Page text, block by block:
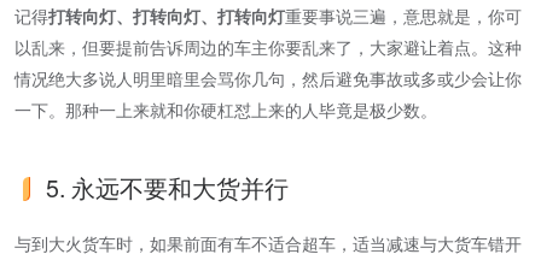
记得打转向灯、打转向灯、打转向灯重要事说三遍，意思就是，你可
以乱来，但要提前告诉周边的车主你要乱来了，大家避让着点。这种
情况绝大多说人明里暗里会骂你几句，然后避免事故或多或少会让你
一下。那种一上来就和你硬杠怼上来的人毕竟是极少数。
5. 永远不要和大货并行
与到大火货车时，如果前面有车不适合超车，适当减速与大货车错开